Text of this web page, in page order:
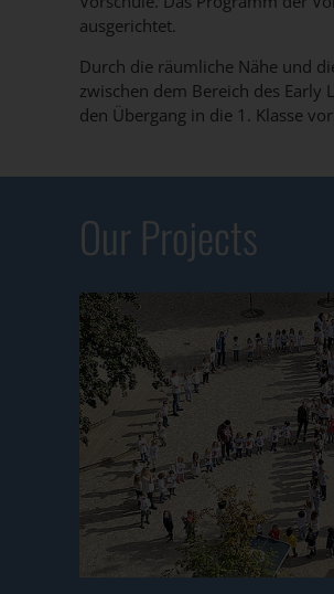
ausgerichtet.
Durch die räumliche Nähe und
zwischen dem Bereich des
den Übergang in die 1. Klasse
Our Projects